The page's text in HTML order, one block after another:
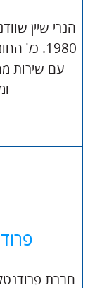
הנרי שיין
1980.
עם שירות